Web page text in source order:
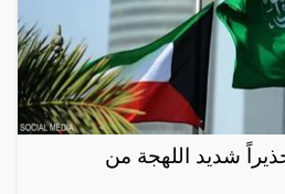
شديد اللهجة من